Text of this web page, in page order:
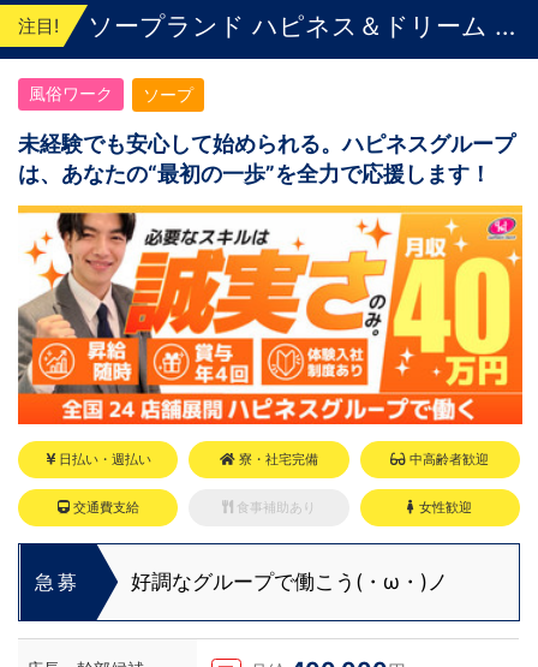
注目!
ソープランド ハピネス＆ドリーム 米
子 皆生温泉
風俗ワーク ソープ
未経験でも安心して始められる。ハピネスグループ
は、あなたの“最初の一歩”を全力で応援します！
日払い・週払い 寮・社宅完備 中高齢者歓迎
交通費支給 食事補助あり 女性歓迎
急募 好調なグループで働こう(・ω・)ノ